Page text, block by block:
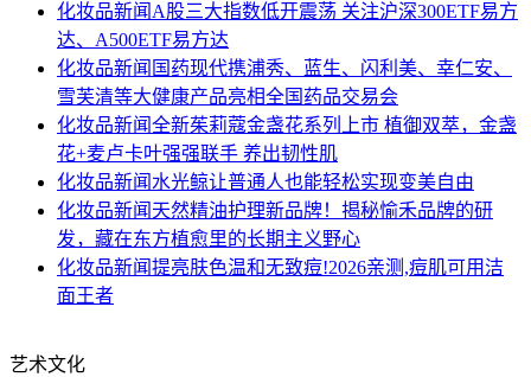
化妆品新闻A股三大指数低开震荡 关注沪深300ETF易方
达、A500ETF易方达
化妆品新闻 国药现代携浦秀、蓝生、闪利美、幸仁安、
雪芙清等大健康产品亮相全国药品交易会
化妆品新闻全新茱莉蔻金盏花系列上市 植御双萃，金盏
花+麦卢卡叶强强联手 养出韧性肌
化妆品新闻水光鲸让普通人也能轻松实现变美自由
化妆品新闻 天然精油护理新品牌！揭秘愉禾品牌的研
发，藏在东方植愈里的长期主义野心
化妆品新闻提亮肤色温和无致痘!2026亲测,痘肌可用洁
面王者
艺术文化